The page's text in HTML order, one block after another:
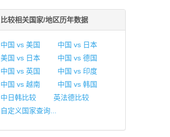
比较相关国家/地区历年数据
中国 vs 美国
中国 vs 日本
美国 vs 日本
中国 vs 德国
中国 vs 英国
中国 vs 印度
中国 vs 越南
中国 vs 韩国
中日韩比较
英法德比较
自定义国家查询...